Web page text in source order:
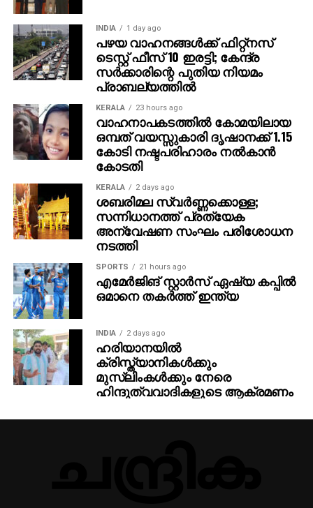
INDIA 1 day ago
പഴയ വാഹനങ്ങള്‍ക്ക് ഫിറ്റ്‌നസ്
ടെസ്റ്റ് ഫീസ് 10 ഇരട്ടി; കേന്ദ്ര
സര്‍ക്കാരിന്റെ പുതിയ നിയമം
പ്രാബല്യത്തില്‍
KERALA 23 hours ago
വാഹനാപകടത്തില്‍ കോമയിലായ
ഒമ്പത് വയസ്സുകാരി ദൃഷാനക്ക് 1.15
കോടി നഷ്ടപരിഹാരം നല്‍കാന്‍
കോടതി
KERALA 2 days ago
ശബരിമല സ്വര്‍ണ്ണക്കൊള്ള;
സന്നിധാനത്ത് പ്രത്യേക
അന്വേഷണ സംഘം പരിശോധന
നടത്തി
SPORTS 21 hours ago
എമേര്‍ജിങ് സ്റ്റാര്‍സ് ഏഷ്യ കപ്പില്‍
ഒമാനെ തകര്‍ത്ത് ഇന്ത്യ
INDIA 2 days ago
ഹരിയാനയില്‍
ക്രിസ്ത്യാനികള്‍ക്കും
മുസ്‌ലിംകള്‍ക്കും നേരെ
ഹിന്ദുത്വവാദികളുടെ ആക്രമണം